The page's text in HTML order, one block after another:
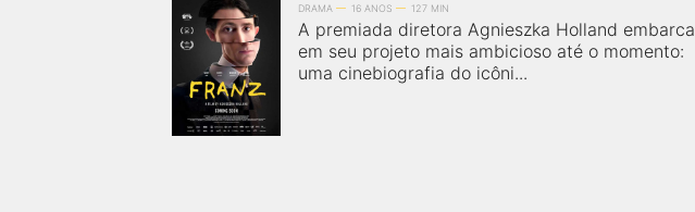
DRAMA 16 ANOS 127 MIN
A premiada diretora Agnieszka Holland embarca
em seu projeto mais ambicioso até o momento:
uma cinebiografia do icôni...